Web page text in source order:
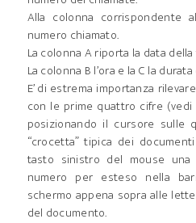
Alla colonna corrispondente
numero chiamato.
La colonna A riporta la data
La colonna B l’ora e la C la
E’ di estrema importanza
con le prime quattro cifre
posizionando il cursore sulle
“crocetta” tipica dei
tasto sinistro del mouse
numero per esteso nella
schermo appena sopra alle
del documento.